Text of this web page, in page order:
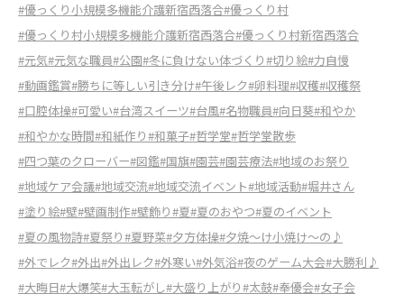
#優っくり小規模多機能介護新宿西落合#優っくり村
#優っくり村小規模多機能介護新宿西落合#優っくり村新宿西落合
#元気#元気な職員#公園#冬に負けない体づくり#切り絵#力自慢
#動画鑑賞#勝ちに等しい引き分け#午後レク#卵料理#収穫#収穫祭
#口腔体操#可愛い#台湾スイーツ#台風#名物職員#向日葵#和やか
#和やかな時間#和紙作り#和菓子#哲学堂#哲学堂散歩
#四つ葉のクローバー#図鑑#国旗#園芸#園芸療法#地域のお祭り
#地域ケア会議#地域交流#地域交流イベント#地域活動#堀井さん
#塗り絵#壁#壁画制作#壁飾り#夏#夏のおやつ#夏のイベント
#夏の風物詩#夏祭り#夏野菜#夕方体操#夕焼〜け小焼け〜の♪
#外でレク#外出#外出レク#外寒い#外気浴#夜のゲーム大会#大勝利♪
#大晦日#大爆笑#大玉転がし#大盛り上がり#太鼓#奉優会#女子会